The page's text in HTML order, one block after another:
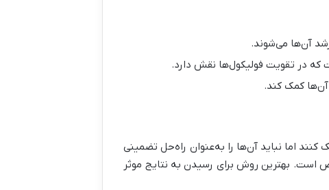
آن‌ها می‌شوند.
که در تقویت فولیکول‌ها نقش دارد.
کمک کند.
کنند اما نباید آن‌ها را به‌عنوان راه‌حل تضمینی
است. بهترین روش برای رسیدن به نتایج موثر